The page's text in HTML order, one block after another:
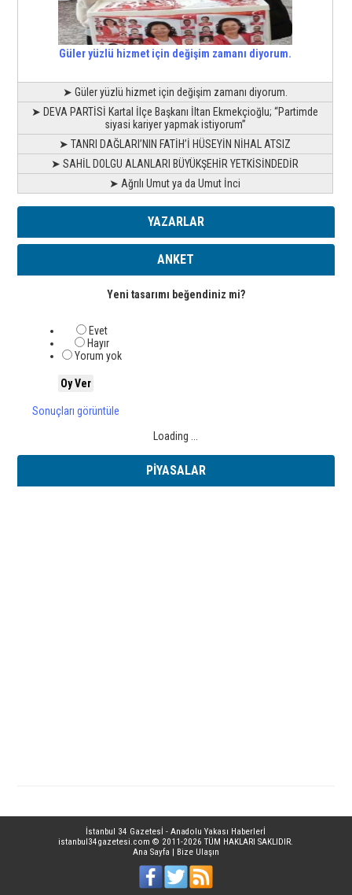
Güler yüzlü hizmet için değişim zamanı diyorum.
➤ Güler yüzlü hizmet için değişim zamanı diyorum.
➤ DEVA PARTİSİ Kartal İlçe Başkanı İltan Ekmekçioğlu; “Partimde
siyasi kariyer yapmak istiyorum”
➤ TANRI DAĞLARI’NIN FATİH’İ HÜSEYİN NİHAL ATSIZ
➤ SAHİL DOLGU ALANLARI BÜYÜKŞEHİR YETKİSİNDEDİR
➤ Ağrılı Umut ya da Umut İnci
YAZARLAR
ANKET
Yeni tasarımı beğendiniz mi?
Evet
Hayır
Yorum yok
Sonuçları görüntüle
Loading ...
PİYASALAR
İstanbul 34 Gazetesİ - Anadolu Yakası Haberlerİ
istanbul34gazetesi.com © 2011-2026 TÜM HAKLARI SAKLIDIR.
Ana Sayfa
Bize Ulaşın